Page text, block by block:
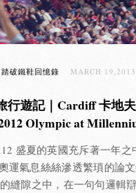
踏破鐵鞋回憶錄 MARCH 19,2013
行遊記｜Cardiff 卡地
Olympic at
盛夏的英國充斥著一年之
運氣息絲絲滲透繁瑣的論
縫隙之中，在一句句邏輯